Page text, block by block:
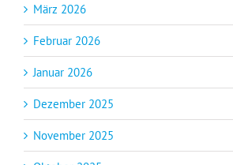
März 2026
Februar 2026
Januar 2026
Dezember 2025
November 2025